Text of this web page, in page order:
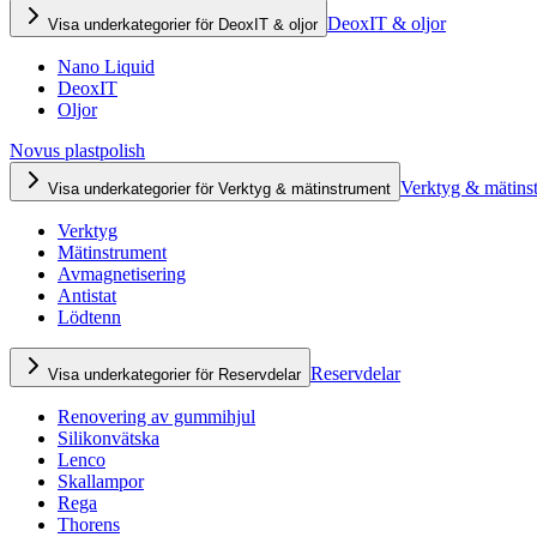
Visa underkategorier för DeoxIT & oljor DeoxIT & oljor
Nano Liquid
DeoxIT
Oljor
Novus plastpolish
Visa underkategorier för Verktyg & mätinstrument Verktyg &
Verktyg
Mätinstrument
Avmagnetisering
Antistat
Lödtenn
Visa underkategorier för Reservdelar Reservdelar
Renovering av gummihjul
Silikonvätska
Lenco
Skallampor
Rega
Thorens